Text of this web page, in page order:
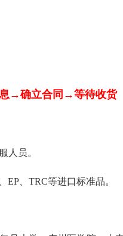
→确立合同→等待收货
人员。
EP、TRC等进口标准品。